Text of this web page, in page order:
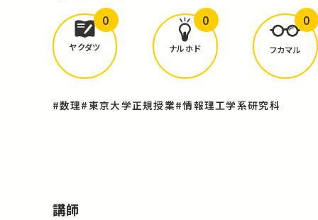
どんな学びがありましたか？
ヤクダツ
0
ナルホド
0
フカマル
0
#数理#東京大学正規授業#情報理工学系研究科
講師